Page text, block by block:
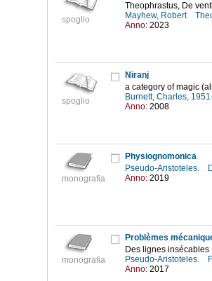
spoglio
Theophrastus, De
Mayhew, Robert
Anno: 2023
spoglio
Niranj
a category of magic
Burnett, Charles,
Anno: 2008
monografia
Physiognomonica
Pseudo-Aristoteles.
Anno: 2019
monografia
Problèmes
Des lignes insécables
Pseudo-Aristoteles.
Anno: 2017